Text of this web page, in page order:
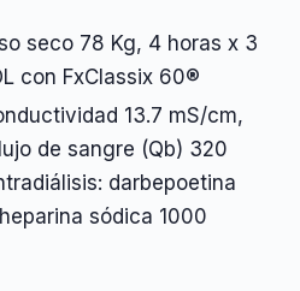
seco 78 Kg, 4 horas x 3
con FxClassix 60®
13.7 mS/cm,
de sangre (Qb) 320
darbepoetina
sódica 1000